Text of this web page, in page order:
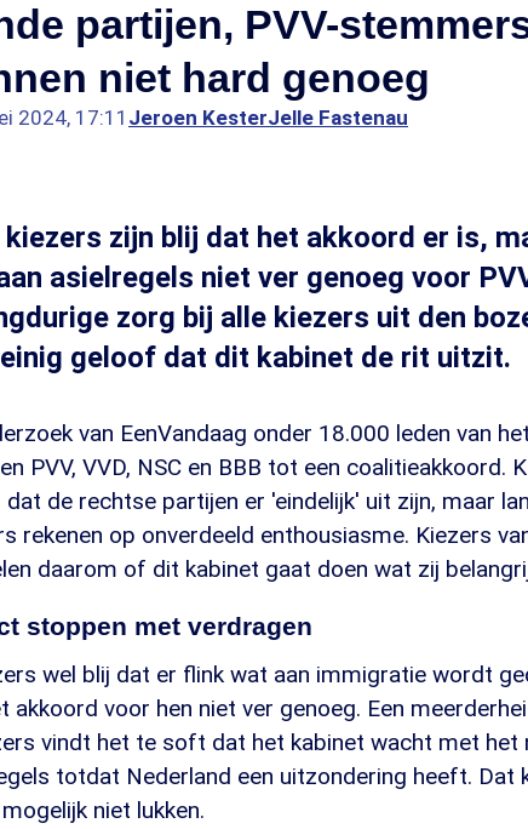
partijen, PVV-
niet hard genoeg
2024, 17:11 Jeroen KesterJelle Fastenau
kiezers zijn blij dat het akkoord er is,
asielregels niet ver genoeg voor
zorg bij alle kiezers uit den
geloof dat dit kabinet de rit uitzit.
van EenVandaag onder 18.000 leden van
PVV, VVD, NSC en BBB tot een coalitieakkoord.
de rechtse partijen er 'eindelijk' uit zijn, maar
rekenen op onverdeeld enthousiasme. Kiezers
daarom of dit kabinet gaat doen wat zij
stoppen met verdragen
wel blij dat er flink wat aan immigratie wordt
akkoord voor hen niet ver genoeg. Een
vindt het te soft dat het kabinet wacht met het
totdat Nederland een uitzondering heeft. Dat
niet lukken.